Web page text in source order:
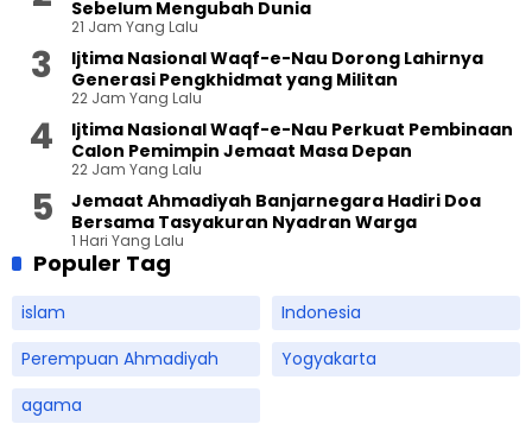
Sebelum Mengubah Dunia
21 Jam Yang Lalu
Ijtima Nasional Waqf-e-Nau Dorong Lahirnya
Generasi Pengkhidmat yang Militan
22 Jam Yang Lalu
Ijtima Nasional Waqf-e-Nau Perkuat Pembinaan
Calon Pemimpin Jemaat Masa Depan
22 Jam Yang Lalu
Jemaat Ahmadiyah Banjarnegara Hadiri Doa
Bersama Tasyakuran Nyadran Warga
1 Hari Yang Lalu
Populer Tag
islam
Indonesia
Perempuan Ahmadiyah
Yogyakarta
agama